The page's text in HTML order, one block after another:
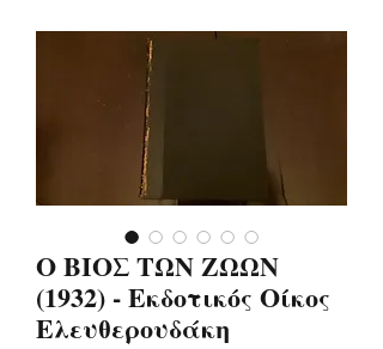
Ο ΒΙΟΣ ΤΩΝ ΖΩΩΝ
(1932) - Εκδοτικός Οίκος
Ελευθερουδάκη